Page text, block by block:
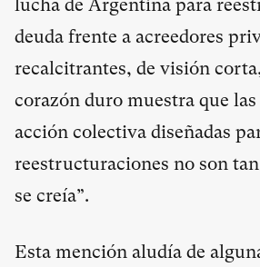
lucha de Argentina para
deuda frente a acreedores
recalcitrantes, de visión
corazón duro muestra que
acción colectiva diseñadas
reestructuraciones no son
se creía”.
Esta mención aludía de